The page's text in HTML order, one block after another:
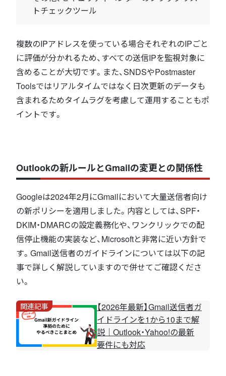
トチェックツール
複数のIPアドレスを使っている場合それぞれのIPごと
に評価が分かれるため、すべての送信IPを監視対象に
含めることが大切です。また、SNDSやPostmaster
Toolsではリアルタイムではなく日次更新のデータも
含まれるためタイムラグを考慮して運用することもポ
イントです。
Outlookの新ルールとGmailの変更との関係性
Googleは2024年2月にGmailにおいて大量送信者向け
の新ポリシーを適用しました。内容としては、SPF・
DKIM・DMARCの設定義務化や、ワンクリックでの配
信停止機能の実装など、Microsoftと非常に近い方針で
す。Gmail送信者のガイドラインについては以下の記
事で詳しく解説していますので併せてご確認くださ
い。
関連記事
【2026年最新】Gmail送信者ガ
イドラインを1から10まで解
説｜Outlook・Yahoo!の最新
要件にも対応